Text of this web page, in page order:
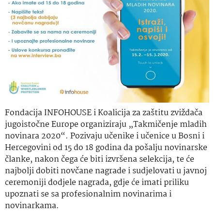
Fondacija INFOHOUSE i Koalicija za zaštitu zviždača
jugoistočne Europe organiziraju „Takmičenje mladih
novinara 2020“. Pozivaju učenike i učenice u Bosni i
Hercegovini od 15 do 18 godina da pošalju novinarske
članke, nakon čega će biti izvršena selekcija, te će
najbolji dobiti novčane nagrade i sudjelovati u javnoj
ceremoniji dodjele nagrada, gdje će imati priliku
upoznati se sa profesionalnim novinarima i
novinarkama.